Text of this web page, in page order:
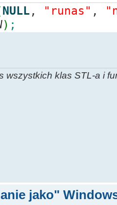
NULL , "runas" ,
) ;
wszystkich klas STL-a i
jako"